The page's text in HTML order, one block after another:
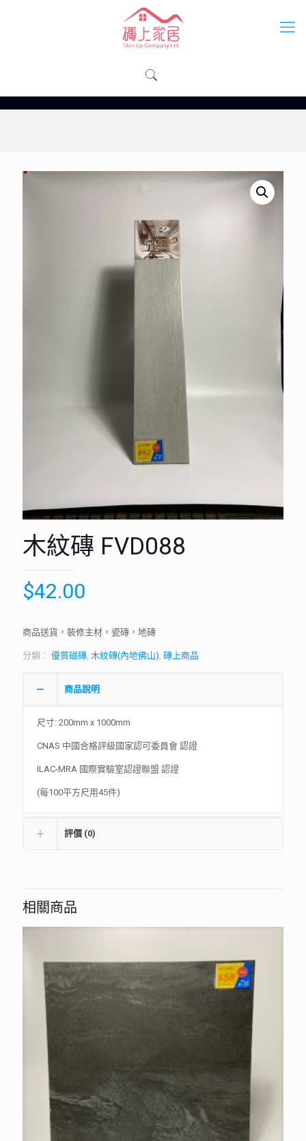
木紋磚 FVD088
$42.00
商品送貨，裝修主材，瓷磚，地磚
分類： 優質磁磚, 木紋磚(內地佛山), 磚上商品
商品說明
尺寸: 200mm x 1000mm
CNAS 中國合格評級國家認可委員會 認證
ILAC-MRA 國際實驗室認證聯盟 認證
(每100平方尺用45件)
評價 (0)
相關商品